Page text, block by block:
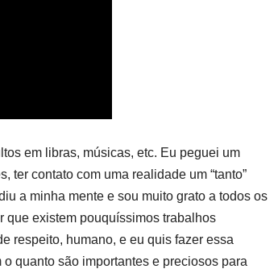
em libras, músicas, etc. Eu peguei um
ter contato com uma realidade um “tanto”
a minha mente e sou muito grato a todos os
que existem pouquíssimos trabalhos
respeito, humano, e eu quis fazer essa
quanto são importantes e preciosos para